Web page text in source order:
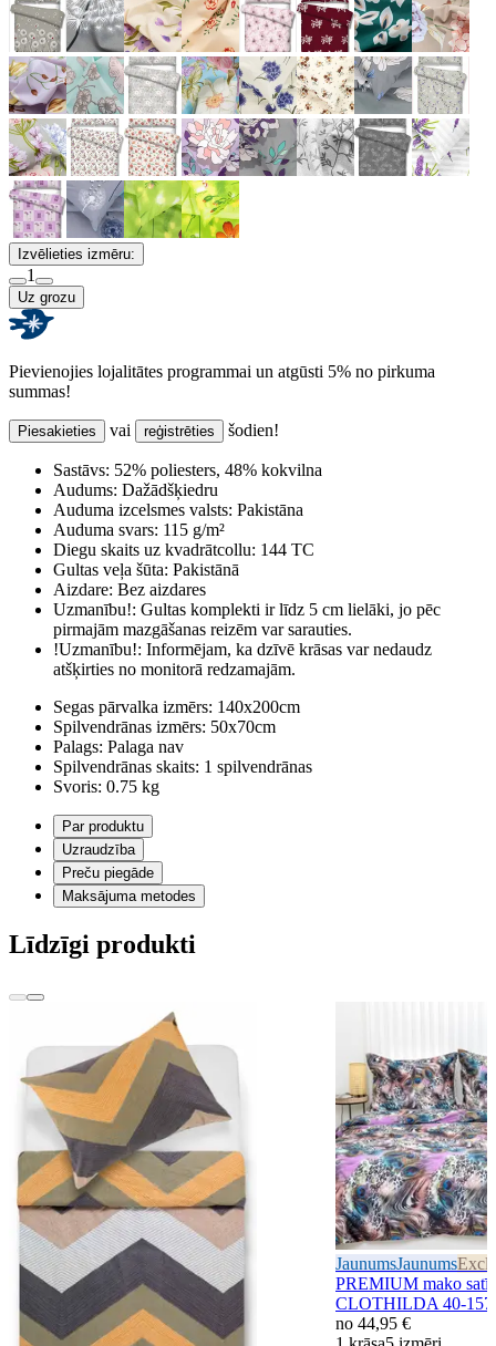
Izvēlieties izmēru:
1
Uz grozu
Pievienojies lojalitātes programmai un atgūsti 5% no pirkuma
summas!
Piesakieties vai reģistrēties šodien!
Sastāvs: 52% poliesters, 48% kokvilna
Audums: Dažādšķiedru
Auduma izcelsmes valsts: Pakistāna
Auduma svars: 115 g/m²
Diegu skaits uz kvadrātcollu: 144 TC
Gultas veļa šūta: Pakistānā
Aizdare: Bez aizdares
Uzmanību!: Gultas komplekti ir līdz 5 cm lielāki, jo pēc
pirmajām mazgāšanas reizēm var sarauties.
!Uzmanību!: Informējam, ka dzīvē krāsas var nedaudz
atšķirties no monitorā redzamajām.
Segas pārvalka izmērs: 140x200cm
Spilvendrānas izmērs: 50x70cm
Palags: Palaga nav
Spilvendrānas skaits: 1 spilvendrānas
Svoris: 0.75 kg
Par produktu
Uzraudzība
Preču piegāde
Maksājuma metodes
Līdzīgi produkti
JaunumsJaunums
PREMIUM mako
CLOTHILDA 40-
no 44,95 €